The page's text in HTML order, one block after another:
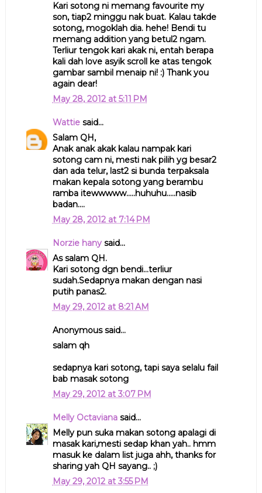
Kari sotong ni memang favourite my
son, tiap2 minggu nak buat. Kalau takde
sotong, mogoklah dia. hehe! Bendi tu
memang addition yang betul2 ngam.
Terliur tengok kari akak ni, entah berapa
kali dah love asyik scroll ke atas tengok
gambar sambil menaip ni! :) Thank you
again dear!
May 28, 2012 at 5:11 PM
Wattiesaid...
Salam QH,
Anak anak akak kalau nampak kari
sotong cam ni, mesti nak pilih yg besar2
dan ada telur, last2 si bunda terpaksala
makan kepala sotong yang berambu
ramba itewwwww.....huhuhu.....nasib
badan....
May 28, 2012 at 7:14 PM
Norzie hanysaid...
As salam QH.
Kari sotong dgn bendi...terliur
sudah.Sedapnya makan dengan nasi
putih panas2.
May 29, 2012 at 8:21 AM
Anonymous said...
salam qh
sedapnya kari sotong, tapi saya selalu fail
bab masak sotong
May 29, 2012 at 3:07 PM
Melly Octavianasaid...
Melly pun suka makan sotong apalagi di
masak kari,mesti sedap khan yah.. hmm
masuk ke dalam list juga ahh, thanks for
sharing yah QH sayang.. ;)
May 29, 2012 at 3:55 PM